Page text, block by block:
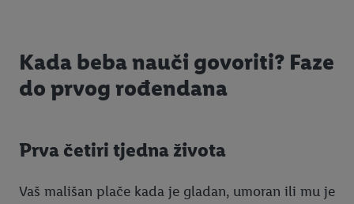
Kada beba nauči govoriti? Faze
do prvog rođendana
Prva četiri tjedna života
Vaš mališan plače kada je gladan, umoran ili mu je